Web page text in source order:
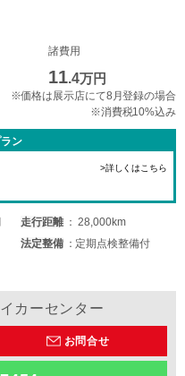
諸費用
11.4万円
※価格は展示店にて8月登録の場合
※消費税10%込み
ン
>詳しくはこちら
走行距離
28,000km
法定整備
定期点検整備付
カーセンター
お問合せ